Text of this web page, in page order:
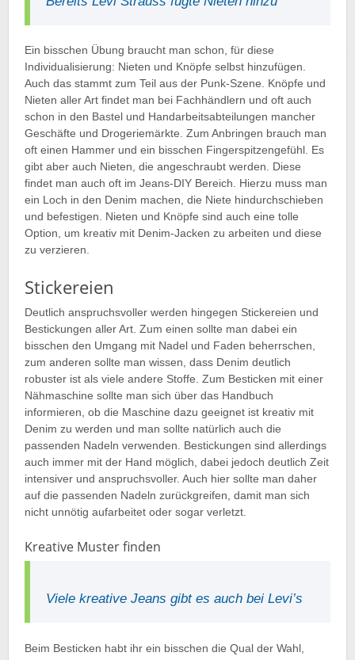
Ein bisschen Übung braucht man schon, für diese
Individualisierung: Nieten und Knöpfe selbst hinzufügen.
Auch das stammt zum Teil aus der Punk-Szene. Knöpfe und
Nieten aller Art findet man bei Fachhändlern und oft auch
schon in den Bastel und Handarbeitsabteilungen mancher
Geschäfte und Drogeriemärkte. Zum Anbringen brauch man
oft einen Hammer und ein bisschen Fingerspitzengefühl. Es
gibt aber auch Nieten, die angeschraubt werden. Diese
findet man auch oft im Jeans-DIY Bereich. Hierzu muss man
ein Loch in den Denim machen, die Niete hindurchschieben
und befestigen. Nieten und Knöpfe sind auch eine tolle
Option, um kreativ mit Denim-Jacken zu arbeiten und diese
zu verzieren.
Stickereien
Deutlich anspruchsvoller werden hingegen Stickereien und
Bestickungen aller Art. Zum einen sollte man dabei ein
bisschen den Umgang mit Nadel und Faden beherrschen,
zum anderen sollte man wissen, dass Denim deutlich
robuster ist als viele andere Stoffe. Zum Besticken mit einer
Nähmaschine sollte man sich über das Handbuch
informieren, ob die Maschine dazu geeignet ist kreativ mit
Denim zu werden und man sollte natürlich auch die
passenden Nadeln verwenden. Bestickungen sind allerdings
auch immer mit der Hand möglich, dabei jedoch deutlich Zeit
intensiver und anspruchsvoller. Auch hier sollte man daher
auf die passenden Nadeln zurückgreifen, damit man sich
nicht unnötig aufarbeitet oder sogar verletzt.
Kreative Muster finden
Viele kreative Jeans gibt es auch bei Levi’s
Beim Besticken habt ihr ein bisschen die Qual der Wahl,